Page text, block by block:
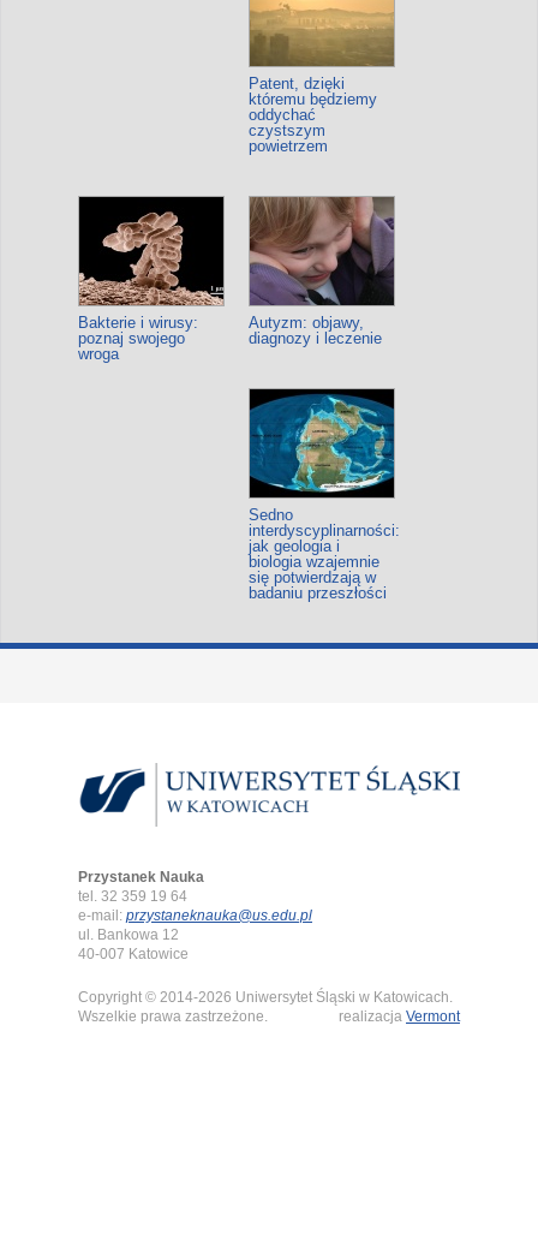
Patent, dzięki
któremu będziemy
oddychać
czystszym
powietrzem
Bakterie i wirusy:
poznaj swojego
wroga
Autyzm: objawy,
diagnozy i leczenie
Sedno
interdyscyplinarności:
jak geologia i
biologia wzajemnie
się potwierdzają w
badaniu przeszłości
Przystanek Nauka
tel. 32 359 19 64
e-mail: przystaneknauka@us.edu.pl
ul. Bankowa 12
40-007 Katowice
Copyright © 2014-2026 Uniwersytet Śląski w Katowicach.
Wszelkie prawa zastrzeżone.
realizacja Vermont